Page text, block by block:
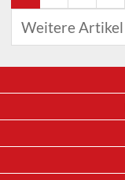
Weitere Artikel